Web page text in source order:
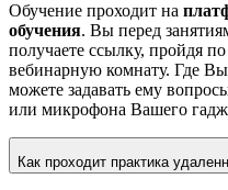
Обучение проходит на
обучения. Вы перед
получаете ссылку, пройдя
вебинарную комнату. Где
можете задавать ему
или микрофона Вашего
Как проходит практика